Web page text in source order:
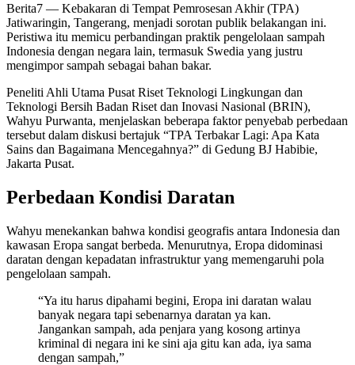
Berita7 — Kebakaran di Tempat Pemrosesan Akhir (TPA)
Jatiwaringin, Tangerang, menjadi sorotan publik belakangan ini.
Peristiwa itu memicu perbandingan praktik pengelolaan sampah
Indonesia dengan negara lain, termasuk Swedia yang justru
mengimpor sampah sebagai bahan bakar.
Peneliti Ahli Utama Pusat Riset Teknologi Lingkungan dan
Teknologi Bersih Badan Riset dan Inovasi Nasional (BRIN),
Wahyu Purwanta, menjelaskan beberapa faktor penyebab perbedaan
tersebut dalam diskusi bertajuk “TPA Terbakar Lagi: Apa Kata
Sains dan Bagaimana Mencegahnya?” di Gedung BJ Habibie,
Jakarta Pusat.
Perbedaan Kondisi Daratan
Wahyu menekankan bahwa kondisi geografis antara Indonesia dan
kawasan Eropa sangat berbeda. Menurutnya, Eropa didominasi
daratan dengan kepadatan infrastruktur yang memengaruhi pola
pengelolaan sampah.
“Ya itu harus dipahami begini, Eropa ini daratan walau
banyak negara tapi sebenarnya daratan ya kan.
Jangankan sampah, ada penjara yang kosong artinya
kriminal di negara ini ke sini aja gitu kan ada, iya sama
dengan sampah,”